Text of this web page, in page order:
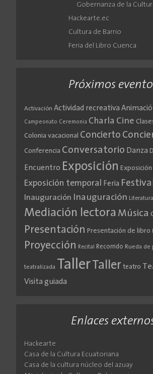
Gobernanza de la
Hackearte.ec
Cultura de Barrio
Feria del Libro Cuenca
Próximos
Activación Actividad recreativa
Campeonato Ceremonia Charla Cine
Colonia vacacional Concierto
Conferencia Conversatorio Danza
Encuentro Exposición
Exposición temporal Feria
Inauguración Inauguración Literatura
Mediación lectora Música
Presentación Presentación de libro
Proyección Recital Recorrido Rueda de
teatralizada Taller Taller teatro
Visita guiada
Enlaces
Hackearte
Casa de la Cultura Ecuatoriana
Casa de la cultura núcleo del azuay